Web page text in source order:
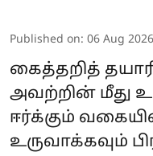
Published on: 06 Aug
கைத்தறித்
அவற்றின் மீது
ஈர்க்கும்
உருவாக்கவும்